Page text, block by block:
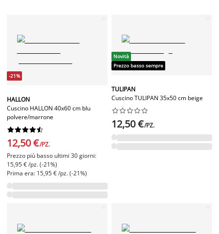
-21%
HALLON
Cuscino HALLON 40x60 cm blu
polvere/marrone






12,50 €/PZ.
Prezzo più basso ultimi 30 giorni:
15,95 € /pz. (-21%)
Prima era: 15,95 € /pz. (-21%)
Novità
Prezzo basso sempre
TULIPAN
Cuscino TULIPAN 35x50 cm beige






12,50 €/PZ.